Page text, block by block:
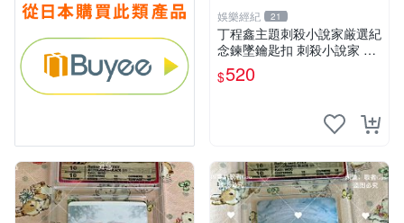
娛樂經紀 21
丁程鑫主題刺殺小說家厳選紀
念鍊墜鑰匙扣 刺殺小說家 丁
程鑫 鍊墜
$520